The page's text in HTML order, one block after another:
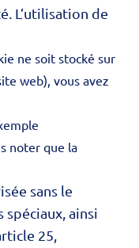
L’utilisation de
ne soit stocké sur
web), vous avez
noter que la
sans le
ainsi
25,